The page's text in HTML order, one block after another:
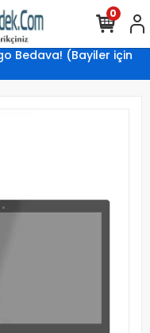
Bedava! (Bayiler için
0